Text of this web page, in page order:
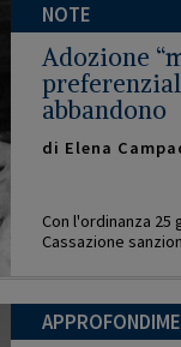
NOTE
Adozione
abbandono
di Elena
Con l'ordinanza 25
Cassazione